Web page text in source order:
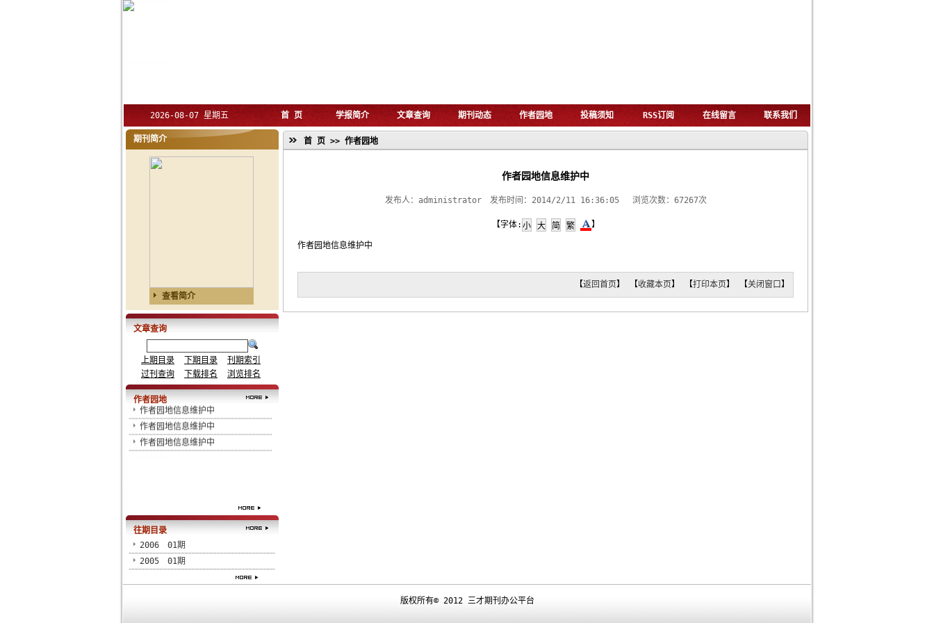
2026-08-07 星期五 首 页 学报简介 文章查询 期刊动态 作者园地 投稿须知 RSS订阅 在线留言 联系我们
首 页 >> 作者园地
作者园地信息维护中
发布人：administrator 发布时间：2014/2/11 16:36:05 浏览次数：67267次
【字体: 】
作者园地信息维护中
【返回首页】 【收藏本页】 【打印本页】 【关闭窗口】
期刊简介
查看简介
文章查询
上期目录 下期目录
刊期索引
过刊查询
下载排名 浏览排名
作者园地
作者园地信息维护中
作者园地信息维护中
作者园地信息维护中
作者园地信息维护中
作者园地信息维护中
作者园地信息维护中
往期目录
2006
01期
2005
01期
版权所有© 2012 三才期刊办公平台